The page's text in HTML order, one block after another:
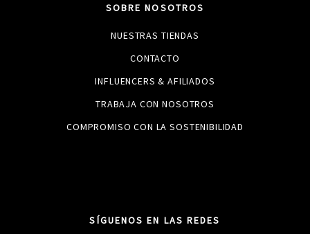
SOBRE NOSOTROS
NUESTRAS TIENDAS
CONTACTO
INFLUENCERS & AFILIADOS
TRABAJA CON NOSOTROS
COMPROMISO CON LA SOSTENIBILIDAD
SÍGUENOS EN LAS REDES